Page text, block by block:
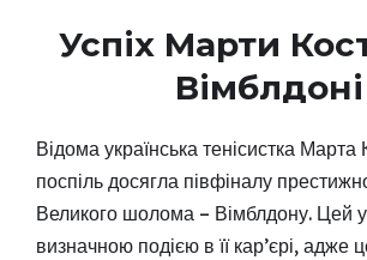
Успіх Марти
Вімблдоні
Відома українська тенісистка Марта
поспіль досягла півфіналу
Великого шолома – Вімблдону. Цей
визначною подією в її кар’єрі, адже